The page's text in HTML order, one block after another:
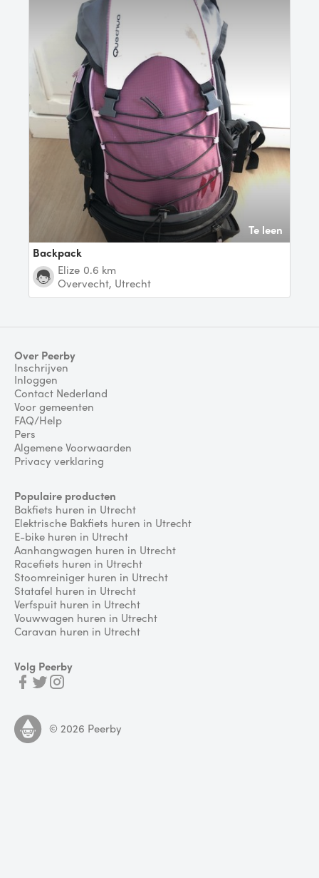
Te leen
Backpack
Elize 0.6 km
Overvecht, Utrecht
Over Peerby
Inschrijven
Inloggen
Contact Nederland
Voor gemeenten
FAQ/Help
Pers
Algemene Voorwaarden
Privacy verklaring
Populaire producten
Bakfiets huren in Utrecht
Elektrische Bakfiets huren in Utrecht
E-bike huren in Utrecht
Aanhangwagen huren in Utrecht
Racefiets huren in Utrecht
Stoomreiniger huren in Utrecht
Statafel huren in Utrecht
Verfspuit huren in Utrecht
Vouwwagen huren in Utrecht
Caravan huren in Utrecht
Volg Peerby
© 2026 Peerby